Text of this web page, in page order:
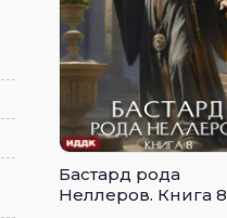
Бастард рода
Неллеров. Книга 8